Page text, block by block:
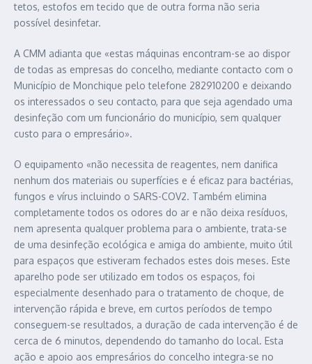
tetos, estofos em tecido que de outra forma não seria
possível desinfetar.
A CMM adianta que «estas máquinas encontram-se ao dispor
de todas as empresas do concelho, mediante contacto com o
Município de Monchique pelo telefone 282910200 e deixando
os interessados o seu contacto, para que seja agendado uma
desinfeção com um funcionário do município, sem qualquer
custo para o empresário».
O equipamento «não necessita de reagentes, nem danifica
nenhum dos materiais ou superfícies e é eficaz para bactérias,
fungos e vírus incluindo o SARS-COV2. Também elimina
completamente todos os odores do ar e não deixa resíduos,
nem apresenta qualquer problema para o ambiente, trata-se
de uma desinfeção ecológica e amiga do ambiente, muito útil
para espaços que estiveram fechados estes dois meses. Este
aparelho pode ser utilizado em todos os espaços, foi
especialmente desenhado para o tratamento de choque, de
intervenção rápida e breve, em curtos períodos de tempo
conseguem-se resultados, a duração de cada intervenção é de
cerca de 6 minutos, dependendo do tamanho do local. Esta
ação e apoio aos empresários do concelho integra-se no